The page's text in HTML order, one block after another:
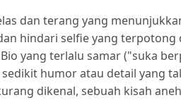
dan terang yang
hindari selfie yang terpotong
yang terlalu samar ("suka
humor atau detail yang
dikenal, sebuah kisah